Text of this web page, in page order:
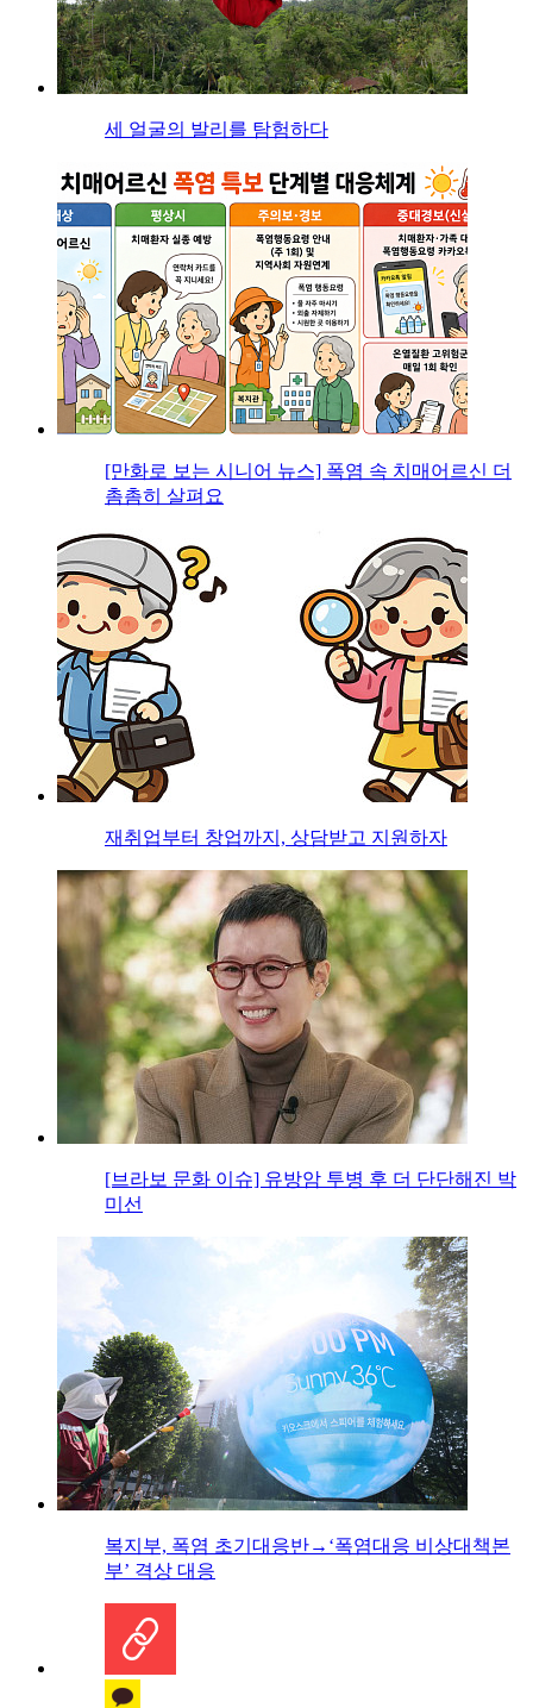
세 얼굴의 발리를 탐험하다
[만화로 보는 시니어 뉴스] 폭염 속 치매어르신 더
촘촘히 살펴요
재취업부터 창업까지, 상담받고 지원하자
[브라보 문화 이슈] 유방암 투병 후 더 단단해진 박
미선
복지부, 폭염 초기대응반→‘폭염대응 비상대책본
부’ 격상 대응